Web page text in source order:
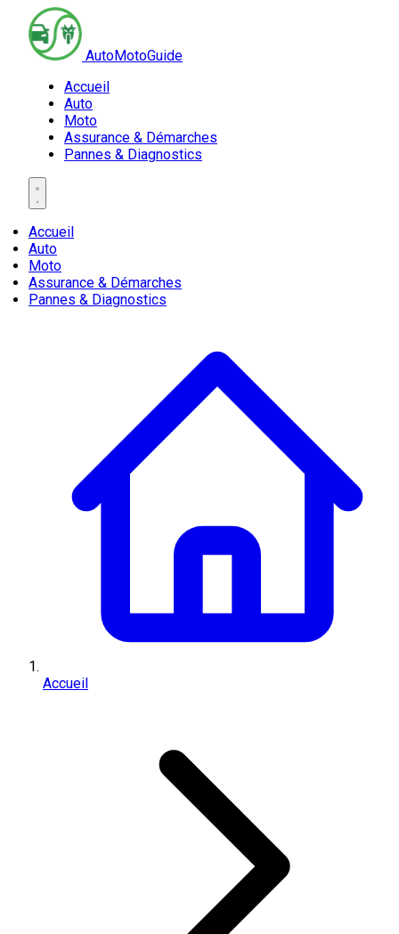
AutoMotoGuide
Accueil
Auto
Moto
Assurance & Démarches
Pannes & Diagnostics
Accueil
Auto
Moto
Assurance & Démarches
Pannes & Diagnostics
Accueil